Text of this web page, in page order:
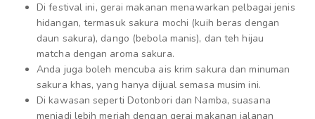
Di festival ini, gerai makanan menawarkan pelbagai jenis
hidangan, termasuk sakura mochi (kuih beras dengan
daun sakura), dango (bebola manis), dan teh hijau
matcha dengan aroma sakura.
Anda juga boleh mencuba ais krim sakura dan minuman
sakura khas, yang hanya dijual semasa musim ini.
Di kawasan seperti Dotonbori dan Namba, suasana
menjadi lebih meriah dengan gerai makanan jalanan